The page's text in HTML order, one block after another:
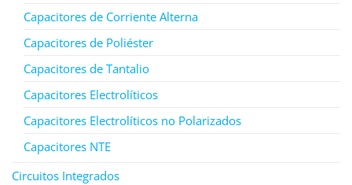
Capacitores de Corriente Alterna
Capacitores de Poliéster
Capacitores de Tantalio
Capacitores Electrolíticos
Capacitores Electrolíticos no Polarizados
Capacitores NTE
Circuitos Integrados